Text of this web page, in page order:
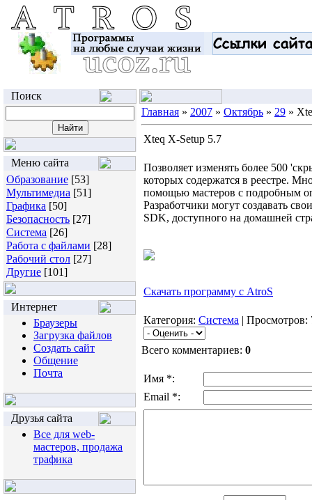
Поиск
Меню сайта
Образование [53]
Мультимедиа [51]
Графика [50]
Безопасность [27]
Система [26]
Работа с файлами [28]
Рабочий стол [27]
Другие [101]
Интернет
Браузеры
Загрузка файлов
Создать сайт
Общение
Почта
Друзья сайта
Все для web-
мастеров, продажа
трафика
Главная » 2007 » Октябрь » 29 »
Xteq X-Setup 5.7
Позволяет изменять более 500
которых содержатся в реестре.
помощью мастеров с подробным
Разработчики могут создавать
SDK, доступного на домашней
Скачать программу с AtroS
Категория: Система |
Всего комментариев: 0
Имя *:
Email *: